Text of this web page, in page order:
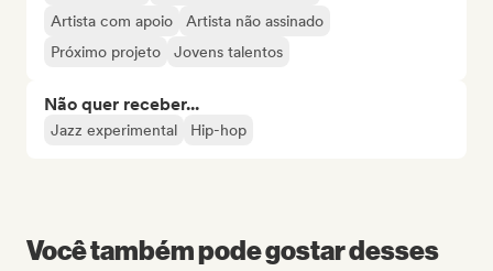
Artista com apoio
Artista não assinado
Próximo projeto
Jovens talentos
Não quer receber...
Jazz experimental Hip-hop
Você também pode gostar desses